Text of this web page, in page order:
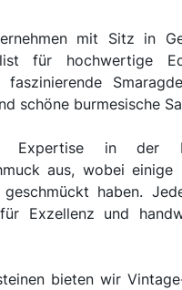
mit Sitz in
für hochwertige
schöne burmesische
Expertise in der
aus, wobei
haben.
Exzellenz und
bieten wir